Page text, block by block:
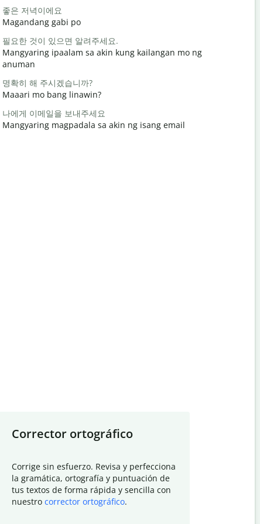
좋은 저녁이에요
Magandang gabi po
필요한 것이 있으면 알려주세요.
Mangyaring ipaalam sa akin kung kailangan mo ng
anuman
명확히 해 주시겠습니까?
Maaari mo bang linawin?
나에게 이메일을 보내주세요
Mangyaring magpadala sa akin ng isang email
Corrector ortográfico
Corrige sin esfuerzo. Revisa y perfecciona
la gramática, ortografía y puntuación de
tus textos de forma rápida y sencilla con
nuestro corrector ortográfico.